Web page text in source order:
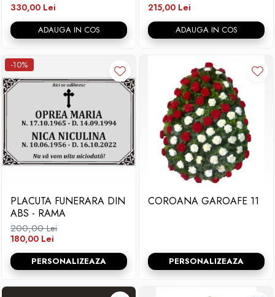
330,00 Lei
ADAUGA IN COS
215,00 Lei
ADAUGA IN COS
-10%
PLACUTA FUNERARA DIN
ABS - RAMA
200,00 Lei
180,00 Lei
PERSONALIZEAZA
COROANA GAROAFE 11
PERSONALIZEAZA